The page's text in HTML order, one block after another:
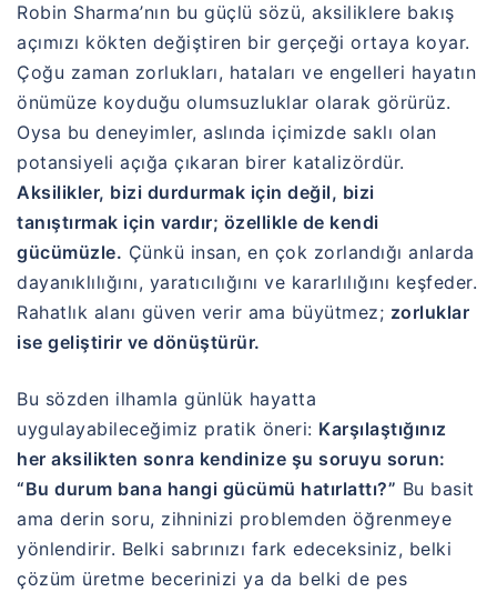
Robin Sharma’nın bu güçlü sözü, aksiliklere bakış
açımızı kökten değiştiren bir gerçeği ortaya koyar.
Çoğu zaman zorlukları, hataları ve engelleri hayatın
önümüze koyduğu olumsuzluklar olarak görürüz.
Oysa bu deneyimler, aslında içimizde saklı olan
potansiyeli açığa çıkaran birer katalizördür.
Aksilikler, bizi durdurmak için değil, bizi
tanıştırmak için vardır; özellikle de kendi
gücümüzle. Çünkü insan, en çok zorlandığı anlarda
dayanıklılığını, yaratıcılığını ve kararlılığını keşfeder.
Rahatlık alanı güven verir ama büyütmez; zorluklar
ise geliştirir ve dönüştürür.
Bu sözden ilhamla günlük hayatta
uygulayabileceğimiz pratik öneri: Karşılaştığınız
her aksilikten sonra kendinize şu soruyu sorun:
“Bu durum bana hangi gücümü hatırlattı?” Bu basit
ama derin soru, zihninizi problemden öğrenmeye
yönlendirir. Belki sabrınızı fark edeceksiniz, belki
çözüm üretme becerinizi ya da belki de pes